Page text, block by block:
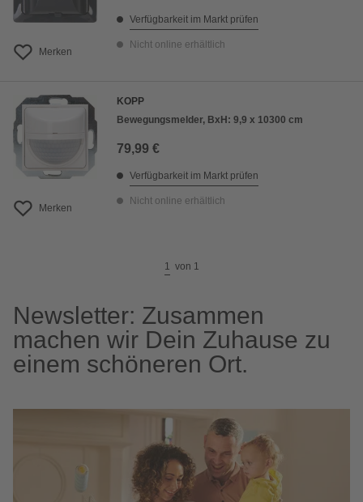
Merken
Verfügbarkeit im Markt prüfen
Nicht online erhältlich
Merken
KOPP
Bewegungsmelder, BxH: 9,9 x 10300 cm
79,99 €
Verfügbarkeit im Markt prüfen
Nicht online erhältlich
1 von 1
Newsletter: Zusammen
machen wir Dein Zuhause zu
einem schöneren Ort.